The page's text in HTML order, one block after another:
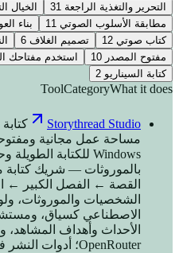
التحرير والتغذية الراجعة 31 الخيال
مطابقة الأسلوب الصوتي 11 بناء
كتاب صوتي 12 تصميم الغلاف 6
مفتوح المصدر 10 استخدم مفتاحك
كتابة السيناريو 2
ToolCategoryWhat it does
Storythread Studio
مساحة عمل مجانية
بالموروثات — شريك
القصة ← الفصل الكبير ←
الشخصيات والموروثات،
الاصطناعي كسياق،
الأحداث وأهداف
OpenRouter؛ أدوات النشر في خارطة الطريق.